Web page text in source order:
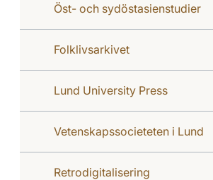
Öst- och sydöstasienstudier
Folklivsarkivet
Lund University Press
Vetenskapssocieteten i Lund
Retrodigitalisering